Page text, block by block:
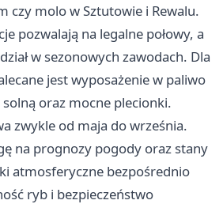
czy molo w Sztutowie i Rewalu.
pozwalają na legalne połowy, a
w sezonowych zawodach. Dla
jest wyposażenie w paliwo
oraz mocne plecionki.
zwykle od maja do września.
na prognozy pogody oraz stany
atmosferyczne bezpośrednio
ryb i bezpieczeństwo